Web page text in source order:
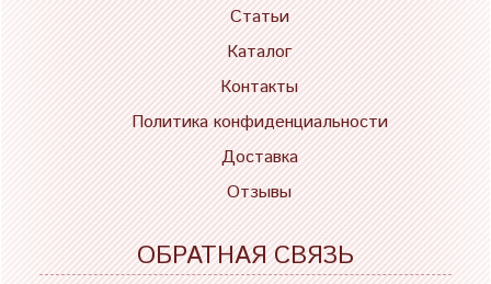
Статьи
Каталог
Контакты
Политика конфиденциальности
Доставка
Отзывы
ОБРАТНАЯ СВЯЗЬ